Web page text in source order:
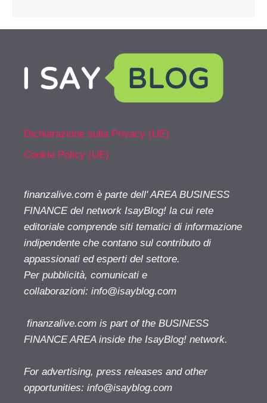
Dichiarazione sulla Privacy (UE)
Cookie Policy (UE)
finanzalive.com è parte dell' AREA BUSINESS
FINANCE del network IsayBlog! la cui rete
editoriale comprende siti tematici di informazione
indipendente che contano sul contributo di
appassionati ed esperti del settore.
Per pubblicità, comunicati e
collaborazioni: info@isayblog.com
finanzalive.com is part of the BUSINESS
FINANCE AREA inside the IsayBlog! network.
For advertising, press releases and other
opportunities: info@isayblog.com